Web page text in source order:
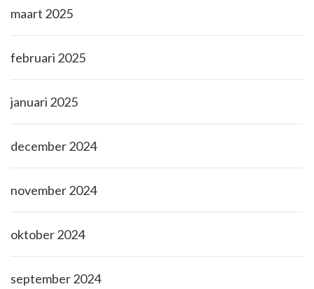
maart 2025
februari 2025
januari 2025
december 2024
november 2024
oktober 2024
september 2024